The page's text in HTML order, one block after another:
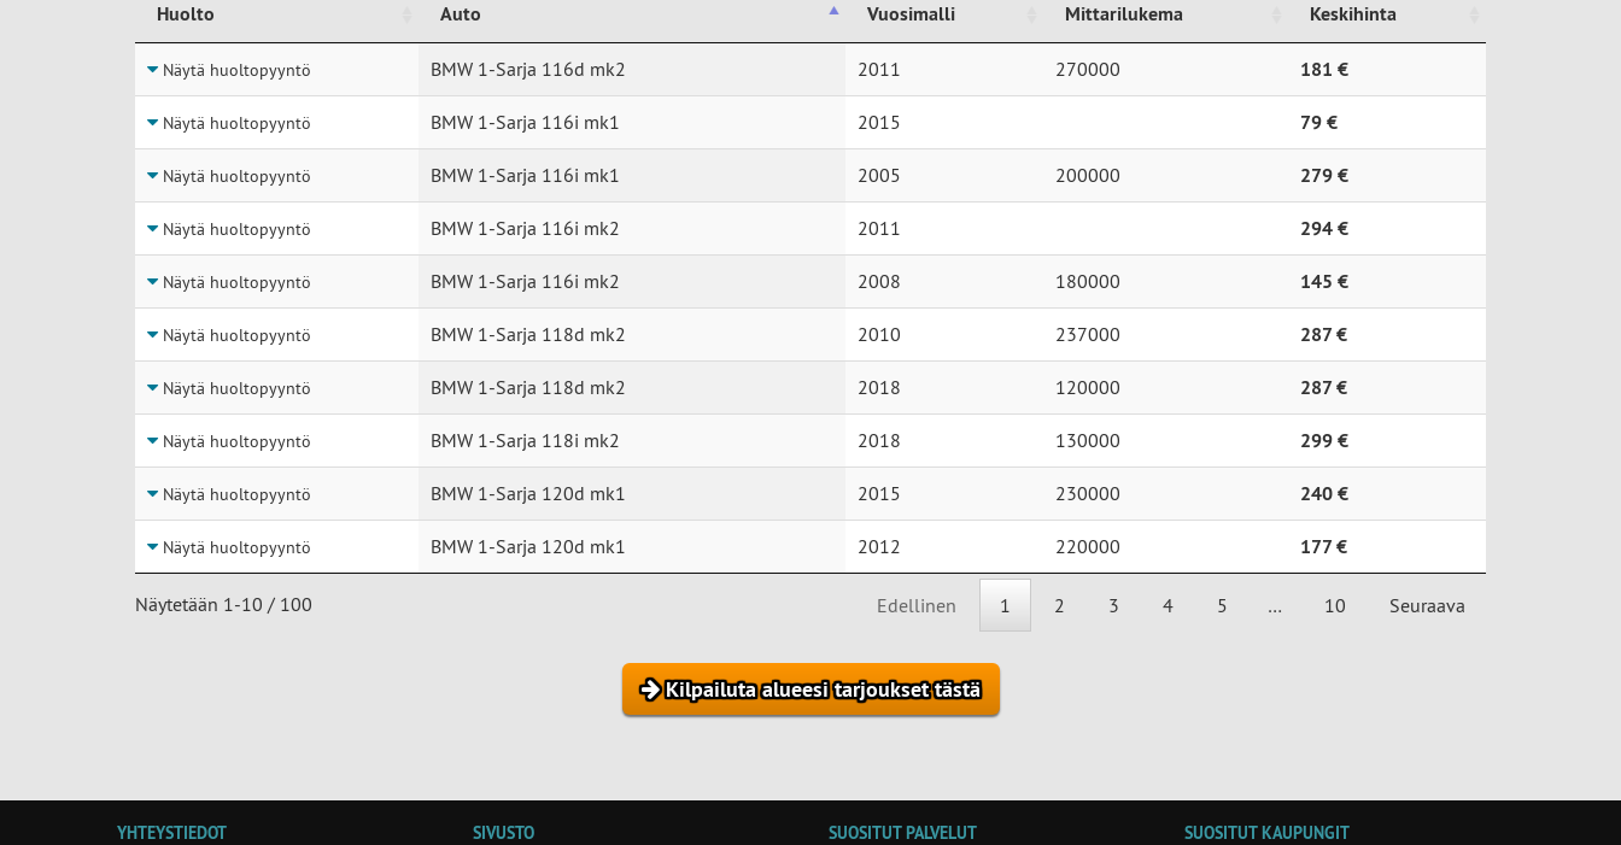
Huolto Auto Vuosimalli Mittarilukema
Keskihinta
Huolto
Auto Vuosimalli Mittarilukema Keskihinta
Näytä huoltopyyntö BMW 1-Sarja 116d mk2 2011 270000 181 €
Näytä huoltopyyntö BMW 1-Sarja 116i mk1 2015 79 €
Näytä huoltopyyntö BMW 1-Sarja 116i mk1 2005 200000 279 €
Näytä huoltopyyntö BMW 1-Sarja 116i mk2 2011 294 €
Näytä huoltopyyntö BMW 1-Sarja 116i mk2 2008 180000 145 €
Näytä huoltopyyntö BMW 1-Sarja 118d mk2 2010 237000 287 €
Näytä huoltopyyntö BMW 1-Sarja 118d mk2 2018 120000 287 €
Näytä huoltopyyntö BMW 1-Sarja 118i mk2 2018 130000 299 €
Näytä huoltopyyntö BMW 1-Sarja 120d mk1 2015 230000 240 €
Näytä huoltopyyntö BMW 1-Sarja 120d mk1 2012 220000 177 €
Näytetään 1-10 / 100 Edellinen 1 2 3 4 5 … 10 Seuraava
Kilpailuta alueesi tarjoukset tästä
YHTEYSTIEDOT
SIVUSTO
SUOSITUT PALVELUT
SUOSITUT KAUPUNGIT